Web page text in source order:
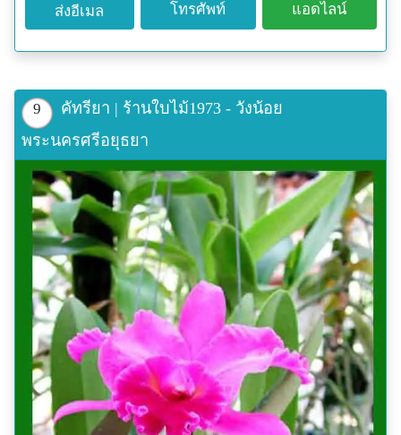
ส่งอีเมล โทรศัพท์ แอดไลน์
9
คัทรียา | ร้านใบไม้1973 - วังน้อย
พระนครศรีอยุธยา